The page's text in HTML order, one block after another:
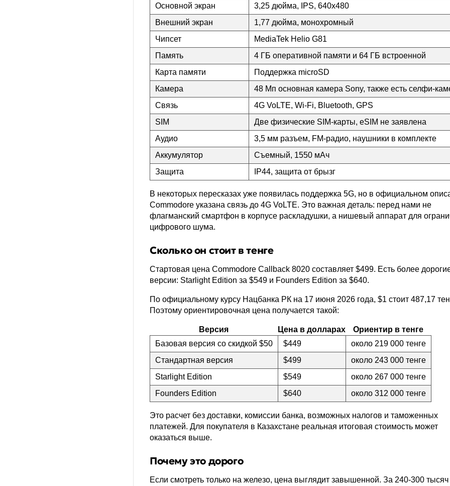
Основной экран
3,25 дюйма, IPS, 640х480
Внешний экран
1,77 дюйма, монохромный
Чипсет
MediaTek Helio G81
Память
4 ГБ оперативной памяти и 64 ГБ встроенной
Карта памяти
Поддержка microSD
Камера
48 Мп основная камера Sony, также есть селфи-
Связь
4G VoLTE, Wi-Fi, Bluetooth, GPS
SIM
Две физические SIM-карты, eSIM не заявлена
Аудио
3,5 мм разъем, FM-радио, наушники в комплекте
Аккумулятор
Съемный, 1550 мАч
Защита
IP44, защита от брызг
В некоторых пересказах уже появилась поддержка 5G, но в официальном
Commodore указана связь до 4G VoLTE. Это важная деталь: перед нами не
флагманский смартфон в корпусе раскладушки, а нишевый аппарат для
цифрового шума.
Сколько он стоит в тенге
Стартовая цена Commodore Callback 8020 составляет $499. Есть более
версии: Starlight Edition за $549 и Founders Edition за $640.
По официальному курсу Нацбанка РК на 17 июня 2026 года, $1 стоит 487,17
Поэтому ориентировочная цена получается такой:
Версия Цена в долларах
Ориентир в тенге
Базовая версия со скидкой $50
$449
около 219 000 тенге
Стандартная версия
$499
около 243 000 тенге
Starlight Edition
$549
около 267 000 тенге
Founders Edition
$640 около 312 000 тенге
Это расчет без доставки, комиссии банка, возможных налогов и таможенных
платежей. Для покупателя в Казахстане реальная итоговая стоимость может
оказаться выше.
Почему это дорого
Если смотреть только на железо, цена выглядит завышенной. За 240-300 тысяч